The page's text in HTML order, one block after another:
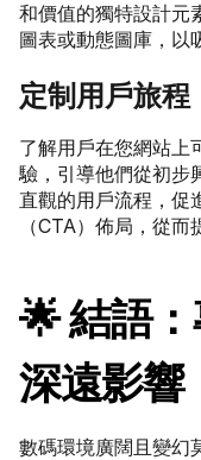
和價值的獨特設計元
圖表或動態圖庫，以
定制用戶旅程
了解用戶在您網站上
驗，引導他們從初步
直觀的用戶流程，促
（CTA）佈局，從而
🌟 結語
深遠影響
數碼環境廣闊且變幻